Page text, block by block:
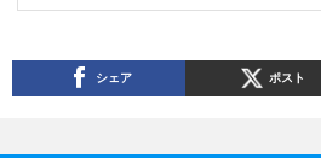
シェア ポスト